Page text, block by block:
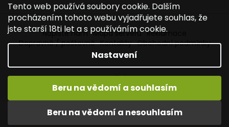
Tento web používá soubory cookie. Dalším
procházením tohoto webu vyjadřujete souhlas, že
jste starší 18ti let a s používáním cookie.
Nastavení
Beru na vědomí a nesouhlasím
Beru na vědomí a souhlasím
Vítejte na JOYETECH. DORUČENÍ ZDARMA zásilkovnou nad
Napište nám Mapa serveru Reklamace
Dopravné / poštovné Kontakty Obchodní podmínky
Vytvořil Shoptet
Copyright 2026Joyetech - Značkové elektronické
cigarety. Všechna práva vyhrazena.Upravit nastavení
cookies